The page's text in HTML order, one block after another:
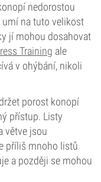
nedorostou
umí na tuto velikost
jí mohou dosahovat
Training ale
v ohýbání, nikoli
porost konopí
přístup. Listy
větve jsou
příliš mnoho listů
a později se mohou